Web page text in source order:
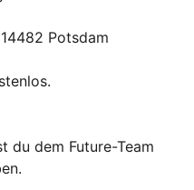
Potsdam
du dem Future-Team